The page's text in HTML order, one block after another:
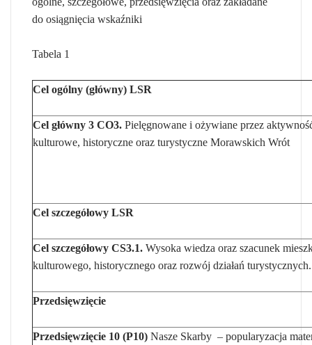
do osiągnięcia wskaźniki
Tabela 1
Cel ogólny (główny) LSR
Cel główny 3 CO3. Pielęgnowane i ożywiane przez
kulturowe, historyczne oraz turystyczne Morawskich Wrót
Cel szczegółowy LSR
Cel szczegółowy CS3.1. Wysoka wiedza oraz szacunek
kulturowego, historycznego oraz rozwój działań turystycznych.
Przedsięwzięcie
Przedsięwzięcie 10 (P10) Nasze Skarby – popularyzacja